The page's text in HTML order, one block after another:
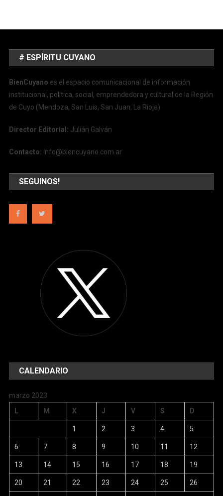
# ESPÍRITU CUYANO
BienCuyano es el espacio comunicacional de información
institucional, política, social, emprendedora y cultural de la Región
de Cuyo (Mendoza, San Luis, San Juan, La Rioja)
Director Editorial: Julián Galván
Contacto: info@biencuyano.com.ar
SEGUINOS!
CALENDARIO
marzo 2023
L
M X J V S D
1 2 3 4 5
6 7 8 9 10 11 12
13 14 15 16 17 18 19
20 21 22 23 24 25 26